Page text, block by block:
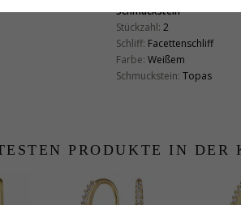
Schmuckstein
Stückzahl: 2
Schliff: Facettenschliff
Farbe: Weißem
Schmuckstein: Topas
PRODUKTE IN DER